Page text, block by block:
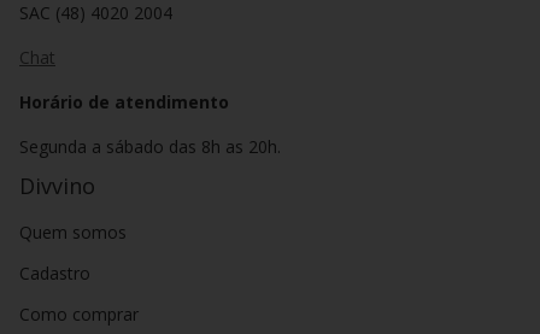
SAC (48) 4020 2004
Chat
Horário de atendimento
Segunda a sábado das 8h as 20h.
Divvino
Quem somos
Cadastro
Como comprar